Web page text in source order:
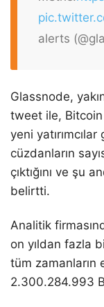
alerts
Glassnode,
tweet ile,
yeni
cüzdanların
çıktığını ve şu
belirtti.
Analitik
on yıldan fazla
tüm zamanların
2.300.284.993